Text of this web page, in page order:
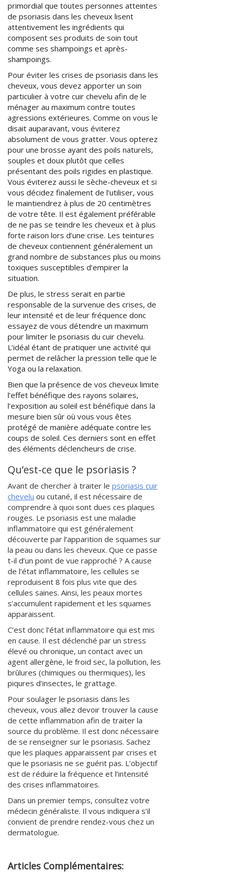
primordial que toutes personnes atteintes
de psoriasis dans les cheveux lisent
attentivement les ingrédients qui
composent ses produits de soin tout
comme ses shampoings et après-
shampoings.
Pour éviter les crises de psoriasis dans les
cheveux, vous devez apporter un soin
particulier à votre cuir chevelu afin de le
ménager au maximum contre toutes
agressions extérieures. Comme on vous le
disait auparavant, vous éviterez
absolument de vous gratter. Vous opterez
pour une brosse ayant des poils naturels,
souples et doux plutôt que celles
présentant des poils rigides en plastique.
Vous éviterez aussi le sèche-cheveux et si
vous décidez finalement de l’utiliser, vous
le maintiendrez à plus de 20 centimètres
de votre tête. Il est également préférable
de ne pas se teindre les cheveux et à plus
forte raison lors d’une crise. Les teintures
de cheveux contiennent généralement un
grand nombre de substances plus ou moins
toxiques susceptibles d’empirer la
situation.
De plus, le stress serait en partie
responsable de la survenue des crises, de
leur intensité et de leur fréquence donc
essayez de vous détendre un maximum
pour limiter le psoriasis du cuir chevelu.
L’idéal étant de pratiquer une activité qui
permet de relâcher la pression telle que le
Yoga ou la relaxation.
Bien que la présence de vos cheveux limite
l’effet bénéfique des rayons solaires,
l’exposition au soleil est bénéfique dans la
mesure bien sûr où vous vous êtes
protégé de manière adéquate contre les
coups de soleil. Ces derniers sont en effet
des éléments déclencheurs de crise.
Qu’est-ce que le psoriasis ?
Avant de chercher à traiter le psoriasis cuir
chevelu ou cutané, il est nécessaire de
comprendre à quoi sont dues ces plaques
rouges. Le psoriasis est une maladie
inflammatoire qui est généralement
découverte par l’apparition de squames sur
la peau ou dans les cheveux. Que ce passe
t-il d’un point de vue rapproché ? A cause
de l’état inflammatoire, les cellules se
reproduisent 8 fois plus vite que des
cellules saines. Ainsi, les peaux mortes
s’accumulent rapidement et les squames
apparaissent.
C’est donc l’état inflammatoire qui est mis
en cause. Il est déclenché par un stress
élevé ou chronique, un contact avec un
agent allergène, le froid sec, la pollution, les
brûlures (chimiques ou thermiques), les
piqures d’insectes, le grattage.
Pour soulager le psoriasis dans les
cheveux, vous allez devoir trouver la cause
de cette inflammation afin de traiter la
source du problème. Il est donc nécessaire
de se renseigner sur le psoriasis. Sachez
que les plaques apparaissent par crises et
que le psoriasis ne se guérit pas. L’objectif
est de réduire la fréquence et l’intensité
des crises inflammatoires.
Dans un premier temps, consultez votre
médecin généraliste. Il vous indiquera s’il
convient de prendre rendez-vous chez un
dermatologue.
Articles Complémentaires: